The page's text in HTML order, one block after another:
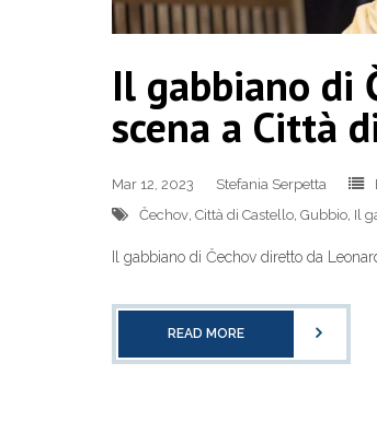
Il gabbiano di
scena a Città
Mar 12, 2023 Stefania Serpetta
Čechov Città di Castello Gubbio Il
Il gabbiano di Čechov diretto da
READ MORE